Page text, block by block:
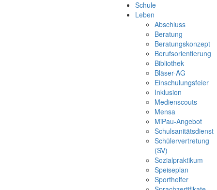
Schule
Leben
Abschluss
Beratung
Beratungskonzept
Berufsorientierung
Bibliothek
Bläser-AG
Einschulungsfeier
Inklusion
Medienscouts
Mensa
MiPau-Angebot
Schulsanitätsdienst
Schülervertretung
(SV)
Sozialpraktikum
Speiseplan
Sporthelfer